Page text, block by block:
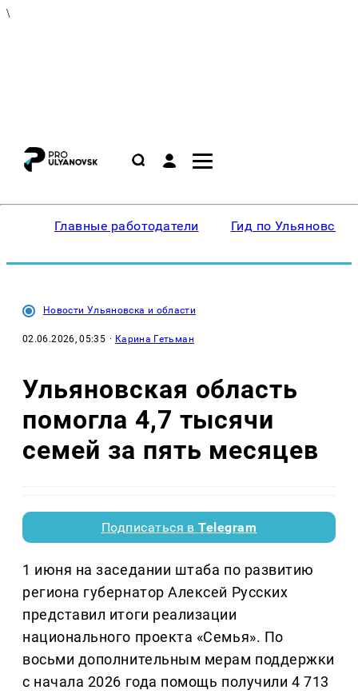
\
Главные работодатели Гид по Ульяновску
Новости Ульяновска и области
02.06.2026, 05:35 · Карина Гетьман
Ульяновская область
помогла 4,7 тысячи
семей за пять месяцев
Подписаться вTelegram
1 июня на заседании штаба по развитию
региона губернатор Алексей Русских
представил итоги реализации
национального проекта «Семья». По
восьми дополнительным мерам поддержки
с начала 2026 года помощь получили 4 713